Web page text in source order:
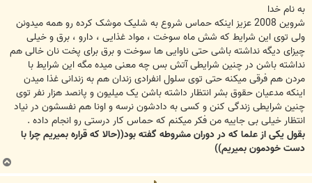
به نام خدا
شروین 2008 عزیز اینکه حماس شروع به شلیک موشک کرده رو همه میدونن
ولی توی این شرایط که شش ماه سوخت ، مواد غذایی ، دارو ، برق و خیلی
چیزای دیگه نداشته باشی حتی ناوایی ها سوخت و برق برای پخت نان خالی هم
نداشته باشن در چنین شرایطی آتش بس چه معنی میده مگه این شرایط با
مردن هم فرقی میکنه حتی توی سلول انفرادی زندان هم به زندانی غذا میدن
اینکه مدعیان حقوق بشر انتظار داشته باشن یک میلیون و پانصد هزار نفر توی
چنین شرایطی زندگی کنن و کسی به دادشون نرسه و اونا هم نفسشون در نیاد
انتظار خیلی بی جاییه من فکر میکنم که حماس کار درستی رو انجام داده .
بقول یکی از علما که در دوران مشروطه گفته بود((حالا که قراره بمیریم چرا با
دست خودمون بمیریم))
ب
ا